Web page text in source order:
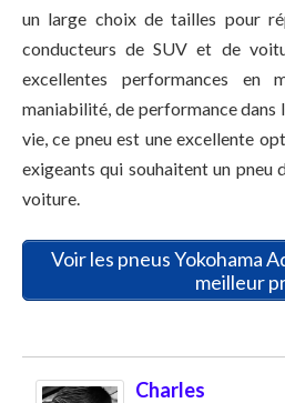
un large choix de tailles pour
conducteurs de SUV et de
excellentes performances en
maniabilité, de performance dans
vie, ce pneu est une excellente
exigeants qui souhaitent un pneu
voiture.
Voir les pneus Yokohama
meilleur
Charles